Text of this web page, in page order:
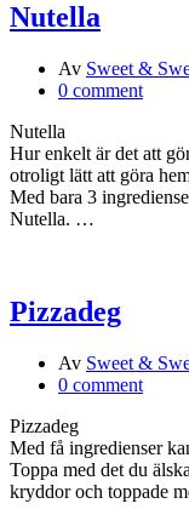
Nutella
Av Sweet &
0 comment
Nutella
Hur enkelt är det att
otroligt lätt att göra
Med bara 3
Nutella. …
Pizzadeg
Av Sweet &
0 comment
Pizzadeg
Med få ingredienser
Toppa med det du
kryddor och toppade